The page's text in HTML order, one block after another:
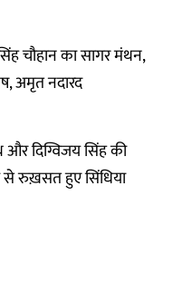
चौहान का सागर मंथन,
अमृत नदारद
दिग्विजय सिंह की
रुख़सत हुए सिंधिया